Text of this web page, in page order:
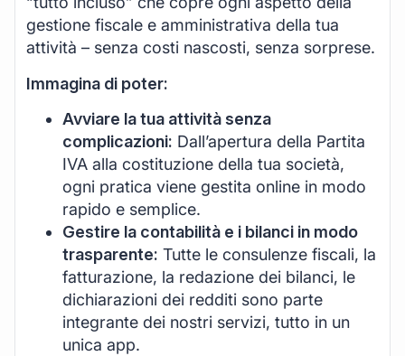
gestione fiscale e amministrativa della tua
attività – senza costi nascosti, senza sorprese.
Immagina di poter:
Avviare la tua attività senza
complicazioni: Dall’apertura della Partita
IVA alla costituzione della tua società,
ogni pratica viene gestita online in modo
rapido e semplice.
Gestire la contabilità e i bilanci in modo
trasparente: Tutte le consulenze fiscali, la
fatturazione, la redazione dei bilanci, le
dichiarazioni dei redditi sono parte
integrante dei nostri servizi, tutto in un
unica app.